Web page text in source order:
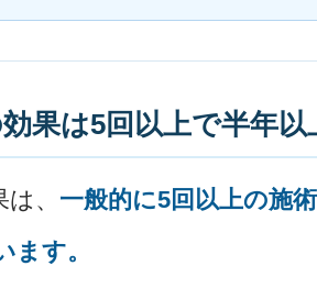
果は5回以上で半年
、 一般的に5回以上の施
ます。